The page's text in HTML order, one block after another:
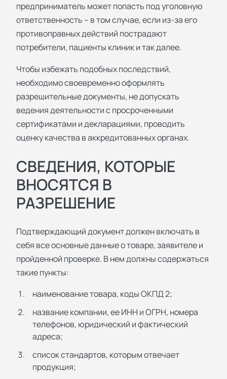
предприниматель может попасть под уголовную
ответственность – в том случае, если из-за его
противоправных действий пострадают
потребители, пациенты клиник и так далее.
Чтобы избежать подобных последствий,
необходимо своевременно оформлять
разрешительные документы, не допускать
ведения деятельности с просроченными
сертификатами и декларациями, проводить
оценку качества в аккредитованных органах.
СВЕДЕНИЯ, КОТОРЫЕ
ВНОСЯТСЯ В
РАЗРЕШЕНИЕ
Подтверждающий документ должен включать в
себя все основные данные о товаре, заявителе и
пройденной проверке. В нем должны содержаться
такие пункты:
наименование товара, коды ОКПД 2;
название компании, ее ИНН и ОГРН, номера
телефонов, юридический и фактический
адреса;
список стандартов, которым отвечает
продукция;